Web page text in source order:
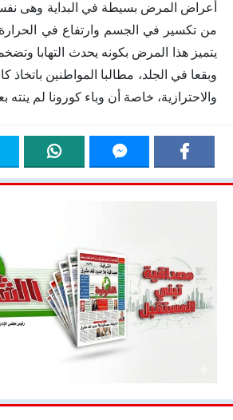
أعراض المرض بسيطة في البداية وهى
من تكسير في الجسم وارتفاع في
يتميز هذا المرض بكونه يحدث التهابا
وبقعا في الجلد، مطالبا المواطنين باتخاذ
والاحترازية، خاصة أن وباء كورونا لم ينته